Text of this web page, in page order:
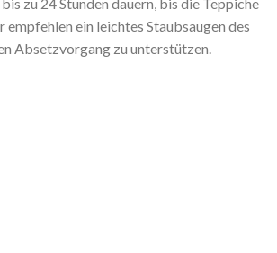
empfehlen ein leichtes Staubsaugen des
Absetzvorgang zu unterstützen.